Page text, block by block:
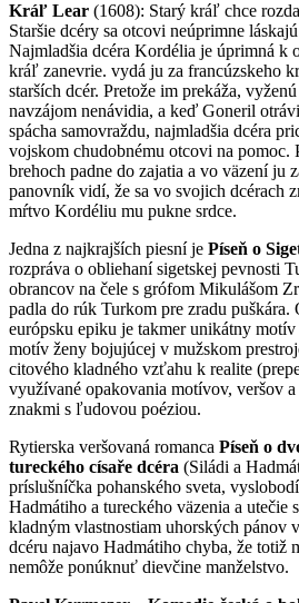
Kráľ Lear (1608): Starý kráľ chce
Staršie dcéry sa otcovi neúprimne
Najmladšia dcéra Kordélia je úprimná k
kráľ zanevrie. vydá ju za francúzskeho
starších dcér. Pretože im prekáža,
navzájom nenávidia, a keď Goneril otrávi
spácha samovraždu, najmladšia dcéra
vojskom chudobnému otcovi na
brehoch padne do zajatia a vo väzení ju
panovník vidí, že sa vo svojich dcérach
mŕtvo Kordéliu mu pukne srdce.
Jedna z najkrajších piesní je Píseň o
rozpráva o obliehaní sigetskej pevnosti
obrancov na čele s grófom Mikulášom
padla do rúk Turkom pre zradu puškára.
európsku epiku je takmer unikátny motív
motív ženy bojujúcej v mužskom
citového kladného vzťahu k realite
využívané opakovania motívov, veršov
znakmi s ľudovou poéziou.
Rytierska veršovaná romanca Píseň o
tureckého císaře dcéra (Siládi a
príslušníčka pohanského sveta,
Hadmátiho a tureckého väzenia a utečie
kladným vlastnostiam uhorských pánov
dcéru najavo Hadmátiho chyba, že totiž
nemôže ponúknuť dievčine manželstvo.